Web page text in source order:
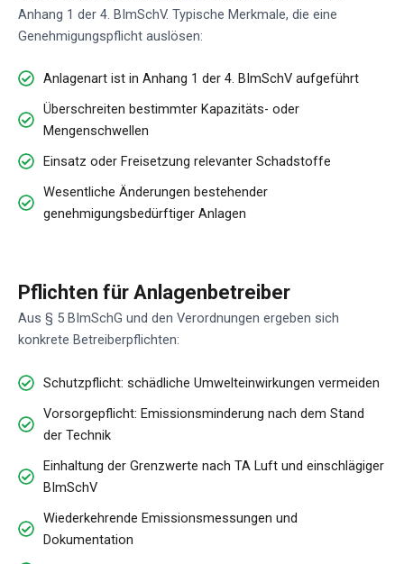
Anhang 1 der 4. BImSchV. Typische Merkmale, die eine
Genehmigungspflicht auslösen:
Anlagenart ist in Anhang 1 der 4. BImSchV aufgeführt
Überschreiten bestimmter Kapazitäts- oder
Mengenschwellen
Einsatz oder Freisetzung relevanter Schadstoffe
Wesentliche Änderungen bestehender
genehmigungsbedürftiger Anlagen
Pflichten für Anlagenbetreiber
Aus § 5 BImSchG und den Verordnungen ergeben sich
konkrete Betreiberpflichten:
Schutzpflicht: schädliche Umwelteinwirkungen vermeiden
Vorsorgepflicht: Emissionsminderung nach dem Stand
der Technik
Einhaltung der Grenzwerte nach TA Luft und einschlägiger
BImSchV
Wiederkehrende Emissionsmessungen und
Dokumentation